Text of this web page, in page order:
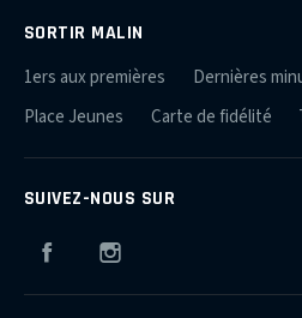
SORTIR MALIN
1ers aux premières Dernières
Place Jeunes
Carte de fidélité
SUIVEZ-NOUS SUR
Facebook